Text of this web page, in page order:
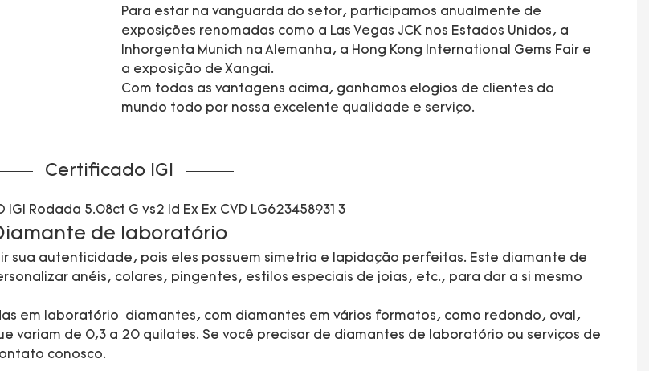
Para estar na vanguarda do setor, participamos anualmente de
exposições renomadas como a Las Vegas JCK nos Estados Unidos, a
Inhorgenta Munich na Alemanha, a Hong Kong International Gems Fair e
a exposição de Xangai.
Com todas as vantagens acima, ganhamos elogios de clientes do
mundo todo por nossa excelente qualidade e serviço.
Certificado IGI
de laboratório
sua autenticidade, pois eles possuem simetria e lapidação perfeitas. Este diamante de
anéis, colares, pingentes, estilos especiais de joias, etc., para dar a si mesmo
em laboratório diamantes, com diamantes em vários formatos, como redondo, oval,
variam de 0,3 a 20 quilates. Se você precisar de diamantes de laboratório ou serviços de
conosco.